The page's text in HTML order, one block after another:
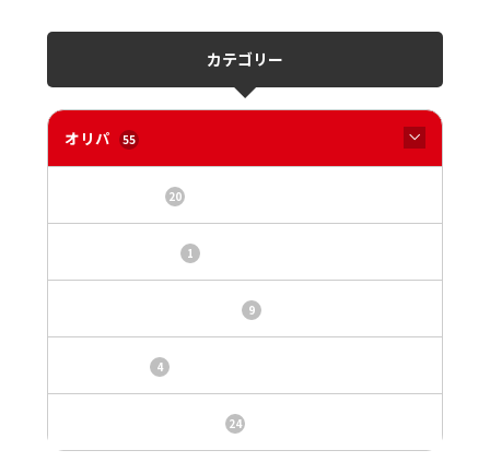
カテゴリー
オリパ 55
20
1
9
4
24